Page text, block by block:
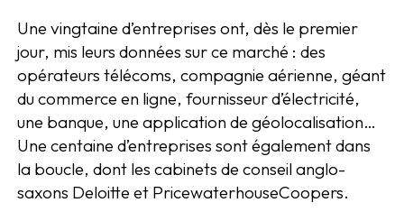
Une vingtaine d’entreprises ont, dès le premier
jour, mis leurs données sur ce marché : des
opérateurs télécoms, compagnie aérienne, géant
du commerce en ligne, fournisseur d’électricité,
une banque, une application de géolocalisation…
Une centaine d’entreprises sont également dans
la boucle, dont les cabinets de conseil anglo-
saxons Deloitte et PricewaterhouseCoopers.